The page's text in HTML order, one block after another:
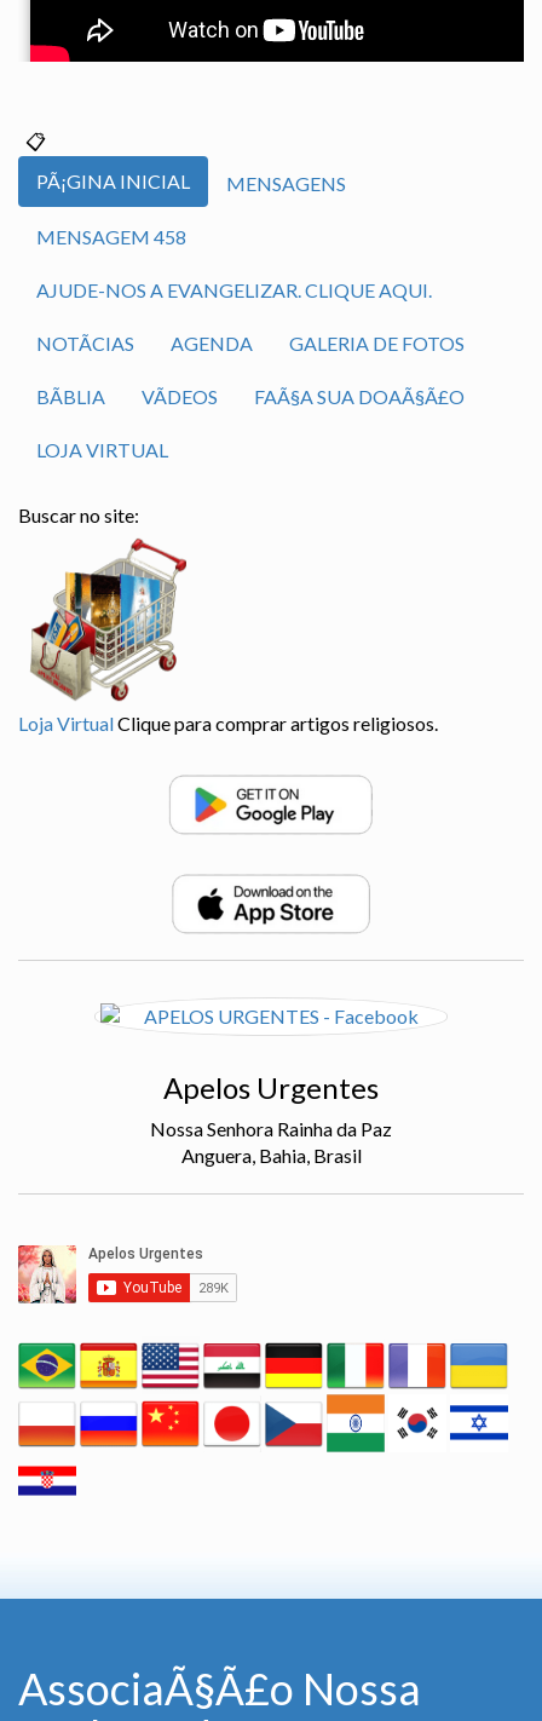
PÃ¡GINA INICIAL MENSAGENS
MENSAGEM 458
AJUDE-NOS A EVANGELIZAR. CLIQUE AQUI.
NOTÃ­CIAS AGENDA GALERIA DE FOTOS
BÃ­BLIA VÃ­DEOS FAÃ§A SUA DOAÃ§Ã£O
LOJA VIRTUAL
Buscar no site:
Loja VirtualClique para comprar artigos religiosos.
Apelos Urgentes
Nossa Senhora Rainha da Paz
Anguera, Bahia, Brasil
AssociaÃ§Ã£o Nossa